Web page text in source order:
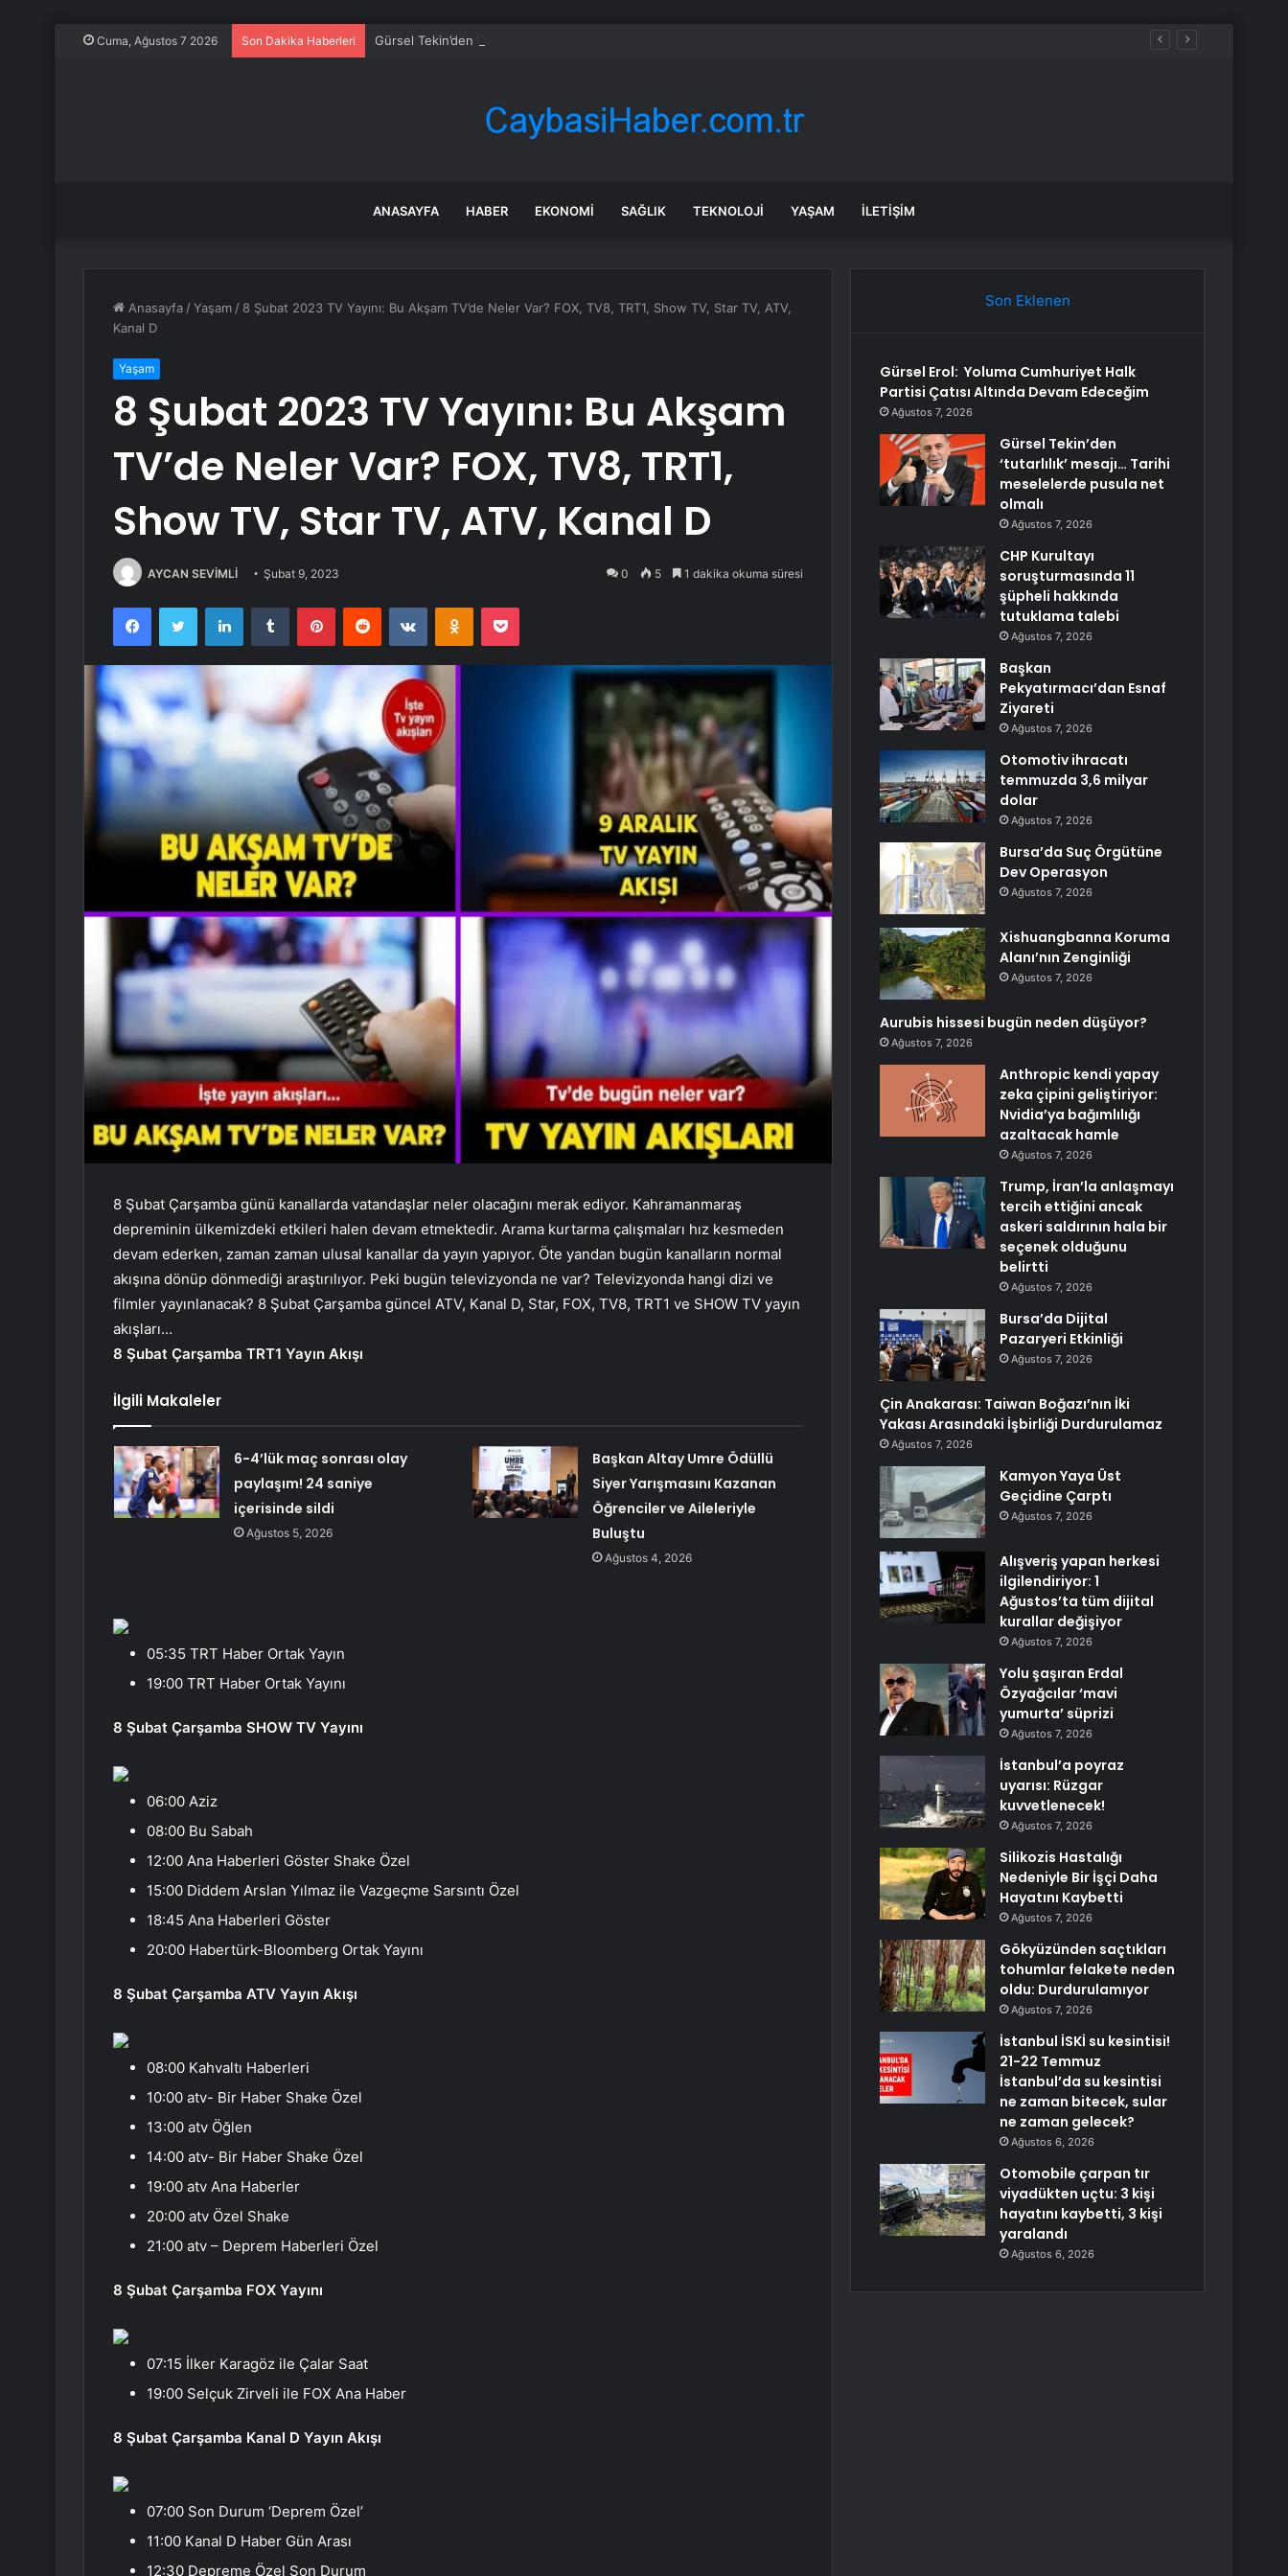
Cuma, Ağustos 7 2026 Son Dakika Haberleri Gürsel Tekin’den ‘tutarlılık’ mesajı… Tarihi meselelerde pusula net olmalı
ANASAYFA HABER EKONOMI SAĞLIK TEKNOLOJI YAŞAM İLETIŞIM
Anasayfa /Yaşam / 8 Şubat 2023 TV Yayını: Bu Akşam TV’de Neler Var? FOX, TV8, TRT1, Show TV, Star TV, ATV,
Kanal D
Yaşam
8 Şubat 2023 TV Yayını: Bu Akşam
TV’de Neler Var? FOX, TV8, TRT1,
Show TV, Star TV, ATV, Kanal D
AYCAN SEVİMLİ Şubat 9, 2023 0 5 1 dakika okuma süresi
FacebookTwitter LinkedInTumblr PinterestReddit VKontakteOdnoklassniki
Pocket
8 Şubat Çarşamba günü kanallarda vatandaşlar neler olacağını merak ediyor. Kahramanmaraş
depreminin ülkemizdeki etkileri halen devam etmektedir. Arama kurtarma çalışmaları hız kesmeden
devam ederken, zaman zaman ulusal kanallar da yayın yapıyor. Öte yandan bugün kanalların normal
akışına dönüp dönmediği araştırılıyor. Peki bugün televizyonda ne var? Televizyonda hangi dizi ve
filmler yayınlanacak? 8 Şubat Çarşamba güncel ATV, Kanal D, Star, FOX, TV8, TRT1 ve SHOW TV yayın
akışları…
8 Şubat Çarşamba TRT1 Yayın Akışı
İlgili Makaleler
6-4’lük maç sonrası olay
paylaşım! 24 saniye
içerisinde sildi
Ağustos 5, 2026
Başkan Altay Umre Ödüllü
Siyer Yarışmasını Kazanan
Öğrenciler ve Aileleriyle
Buluştu
Ağustos 4, 2026
05:35 TRT Haber Ortak Yayın
19:00 TRT Haber Ortak Yayını
8 Şubat Çarşamba SHOW TV Yayını
06:00 Aziz
08:00 Bu Sabah
12:00 Ana Haberleri Göster Shake Özel
15:00 Diddem Arslan Yılmaz ile Vazgeçme Sarsıntı Özel
18:45 Ana Haberleri Göster
20:00 Habertürk-Bloomberg Ortak Yayını
8 Şubat Çarşamba ATV Yayın Akışı
08:00 Kahvaltı Haberleri
10:00 atv- Bir Haber Shake Özel
13:00 atv Öğlen
14:00 atv- Bir Haber Shake Özel
19:00 atv Ana Haberler
20:00 atv Özel Shake
21:00 atv – Deprem Haberleri Özel
8 Şubat Çarşamba FOX Yayını
07:15 İlker Karagöz ile Çalar Saat
19:00 Selçuk Zirveli ile FOX Ana Haber
8 Şubat Çarşamba Kanal D Yayın Akışı
07:00 Son Durum ‘Deprem Özel’
11:00 Kanal D Haber Gün Arası
12:30 Depreme Özel Son Durum
Son Eklenen
Gürsel Erol: Yoluma Cumhuriyet Halk
Partisi Çatısı Altında Devam Edeceğim
Ağustos 7, 2026
Gürsel Tekin’den
‘tutarlılık’ mesajı… Tarihi
meselelerde pusula net
olmalı
Ağustos 7, 2026
CHP Kurultayı
soruşturmasında 11
şüpheli hakkında
tutuklama talebi
Ağustos 7, 2026
Başkan
Pekyatırmacı’dan Esnaf
Ziyareti
Ağustos 7, 2026
Otomotiv ihracatı
temmuzda 3,6 milyar
dolar
Ağustos 7, 2026
Bursa’da Suç Örgütüne
Dev Operasyon
Ağustos 7, 2026
Xishuangbanna Koruma
Alanı’nın Zenginliği
Ağustos 7, 2026
Aurubis hissesi bugün neden düşüyor?
Ağustos 7, 2026
Anthropic kendi yapay
zeka çipini geliştiriyor:
Nvidia’ya bağımlılığı
azaltacak hamle
Ağustos 7, 2026
Trump, İran’la anlaşmayı
tercih ettiğini ancak
askeri saldırının hala bir
seçenek olduğunu
belirtti
Ağustos 7, 2026
Bursa’da Dijital
Pazaryeri Etkinliği
Ağustos 7, 2026
Çin Anakarası: Taiwan Boğazı’nın İki
Yakası Arasındaki İşbirliği Durdurulamaz
Ağustos 7, 2026
Kamyon Yaya Üst
Geçidine Çarptı
Ağustos 7, 2026
Alışveriş yapan herkesi
ilgilendiriyor: 1
Ağustos’ta tüm dijital
kurallar değişiyor
Ağustos 7, 2026
Yolu şaşıran Erdal
Özyağcılar ‘mavi
yumurta’ süprizi
Ağustos 7, 2026
İstanbul’a poyraz
uyarısı: Rüzgar
kuvvetlenecek!
Ağustos 7, 2026
Silikozis Hastalığı
Nedeniyle Bir İşçi Daha
Hayatını Kaybetti
Ağustos 7, 2026
Gökyüzünden saçtıkları
tohumlar felakete neden
oldu: Durdurulamıyor
Ağustos 7, 2026
İstanbul İSKİ su kesintisi!
21-22 Temmuz
İstanbul’da su kesintisi
ne zaman bitecek, sular
ne zaman gelecek?
Ağustos 6, 2026
Otomobile çarpan tır
viyadükten uçtu: 3 kişi
hayatını kaybetti, 3 kişi
yaralandı
Ağustos 6, 2026